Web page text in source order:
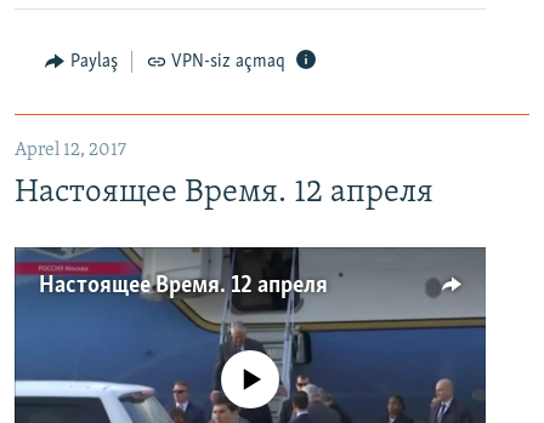
Paylaş VPN-siz açmaq
Aprel 12, 2017
Настоящее Время. 12 апреля
Настоящее Время. 12 апреля
No media source currently available